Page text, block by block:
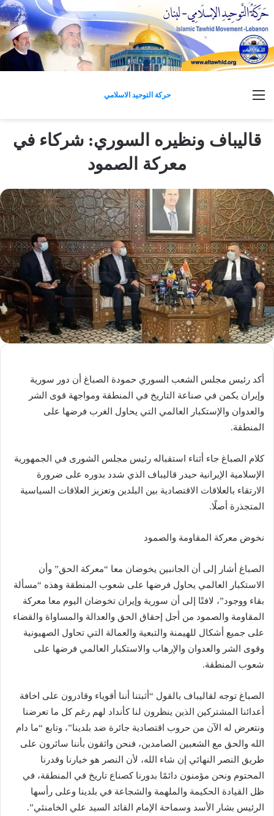
حركة التوحيد الاسلامي القائمة
قاليباف ونظيره السوري: شركاء في
معركة الصمود
أكد رئيس مجلس الشعب السوري حمودة الصباغ أن دور سورية
وإيران يكمن في صناعة التاريخ في المنطقة ومواجهة قوى الشر
والعدوان والإستكبار العالمي التي يحاول الغرب فرضها على
المنطقة.
كلام الصباغ جاء أثناء استقباله رئيس مجلس الشورى في الجمهورية
الإسلامية الإيرانية حيدر قاليباف الذي شدد بدوره على ضرورة
الارتقاء بالعلاقات الاقتصادية بين البلدين وتعزيز العلاقات السياسية
المتجذرة أصلًا.
نخوض معركة المقاومة والصمود
الصباغ أشار إلى أن الجانبين يخوضان معا “معركة الحق” وأن
الاستكبار العالمي يحاول فرضها على شعوب المنطقة وهذه “مسألة
بقاء ووجود”، لافتًا إلى أن سورية وإيران تخوضان اليوم معا معركة
المقاومة والصمود من أجل إحقاق الحق والعدالة والمساواة والقضاء
على جميع أشكال للهيمنة والتبعية والعمالة التي تحاول الصهيونية
وقوى الشر والعدوان والإرهاب والاستكبار العالمي فرضها على
شعوب المنطقة.
الصباغ توجه لقاليباف بالقول “أثبتنا أننا أقوياء وقادرون على اخافة
أعدائنا المشتركين الذين ينظرون لنا كأنداد لهم رغم كل ما تعرضنا
ونتعرض له الآن من حروب اقتصادية جائرة ضد بلدينا”، وتابع “ما دام
الله والحق مع الشعبين الصامدين، فنحن واثقون بأننا سائرون على
طريق النصر النهائي إن شاء الله، لأن النصر هو خيارنا وقدرنا
المحتوم ونحن مؤمنون دائمًا بدورنا كصناع تاريخ في المنطقة، في
ظل القيادة الحكيمة والملهمة والشجاعة في بلدينا وعلى رأسها
الرئيس بشار الأسد وسماحة الإمام القائد السيد علي الخامنئي”.